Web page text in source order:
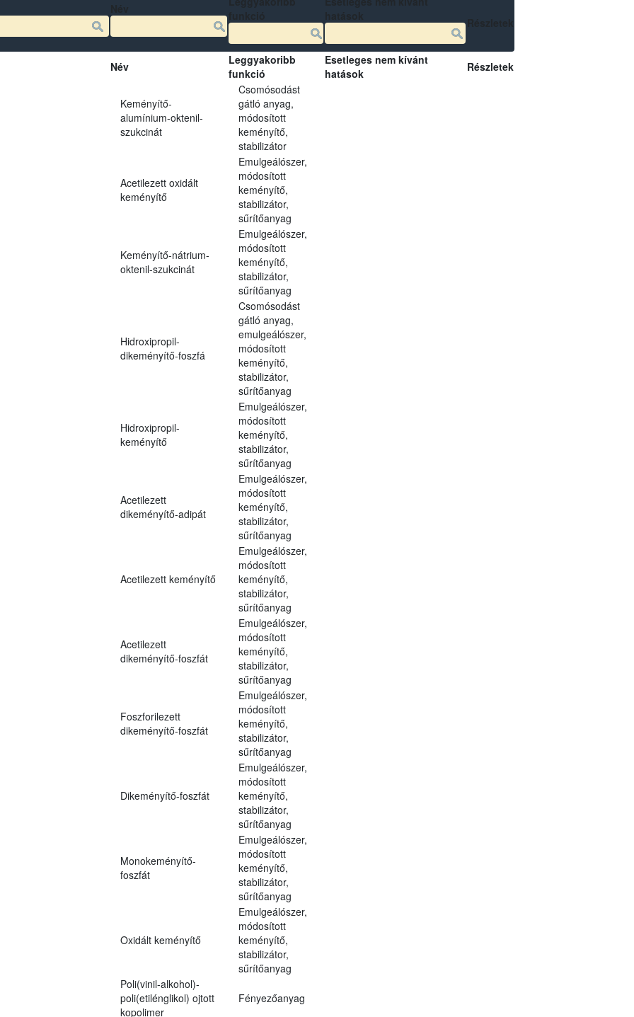
Név
Leggyakoribb
funkció
Esetleges nem kívánt
hatások
Részletek
Keményítő-
alumínium-oktenil-
szukcinát
Csomósodást
gátló anyag,
módosított
keményítő,
stabilizátor
Acetilezett oxidált
keményítő
Emulgeálószer,
módosított
keményítő,
stabilizátor,
sűrítőanyag
Keményítő-nátrium-
oktenil-szukcinát
Emulgeálószer,
módosított
keményítő,
stabilizátor,
sűrítőanyag
Hidroxipropil-
dikeményítő-foszfá
Csomósodást
gátló anyag,
emulgeálószer,
módosított
keményítő,
stabilizátor,
sűrítőanyag
Hidroxipropil-
keményítő
Emulgeálószer,
módosított
keményítő,
stabilizátor,
sűrítőanyag
Acetilezett
dikeményítő-adipát
Emulgeálószer,
módosított
keményítő,
stabilizátor,
sűrítőanyag
Acetilezett keményítő
Emulgeálószer,
módosított
keményítő,
stabilizátor,
sűrítőanyag
Acetilezett
dikeményítő-foszfát
Emulgeálószer,
módosított
keményítő,
stabilizátor,
sűrítőanyag
Foszforilezett
dikeményítő-foszfát
Emulgeálószer,
módosított
keményítő,
stabilizátor,
sűrítőanyag
Dikeményítő-foszfát
Emulgeálószer,
módosított
keményítő,
stabilizátor,
sűrítőanyag
Monokeményítő-
foszfát
Emulgeálószer,
módosított
keményítő,
stabilizátor,
sűrítőanyag
Oxidált keményítő
Emulgeálószer,
módosított
keményítő,
stabilizátor,
sűrítőanyag
Poli(vinil-alkohol)-
poli(etilénglikol) ojtott
kopolimer
Fényezőanyag